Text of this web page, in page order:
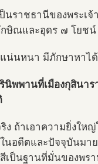
นราชธานีของพระเ
ษิณและอุดร ๗ โยชน์
น่นหนา มีภักษาหาได้
พพานที่เมืองกุสินาร
ง ถ้าเอาความยิ่งใ
นอดีตและปัจจุบันมา
เป็นฐานที่มั่นของพร